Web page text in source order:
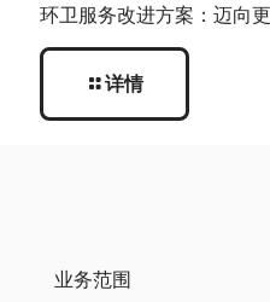
环卫服务改进方案：迈向
详情
业务范围